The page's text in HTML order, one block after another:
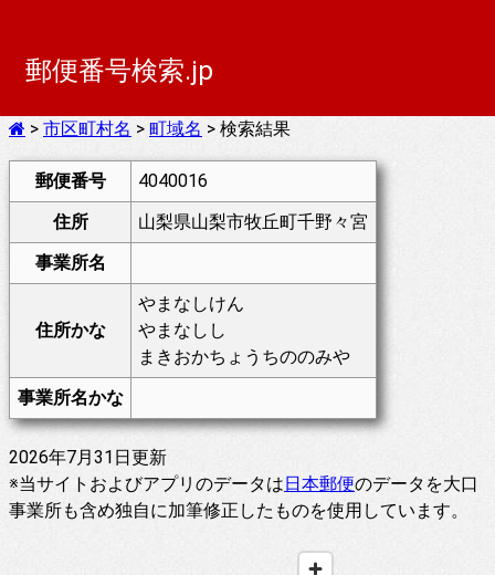
郵便番号検索.jp
> 市区町村名 > 町域名 > 検索結果
郵便番号
4040016
住所
山梨県山梨市牧丘町千野々宮
事業所名
住所かな
やまなしけん
やまなしし
まきおかちょうちののみや
事業所名かな
2026年7月31日更新
※当サイトおよびアプリのデータは日本郵便のデータを大口
事業所も含め独自に加筆修正したものを使用しています。